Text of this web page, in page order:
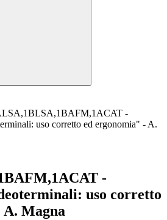
-
uso corretto ed ergonomia" - A.
-
uso corretto
Magna